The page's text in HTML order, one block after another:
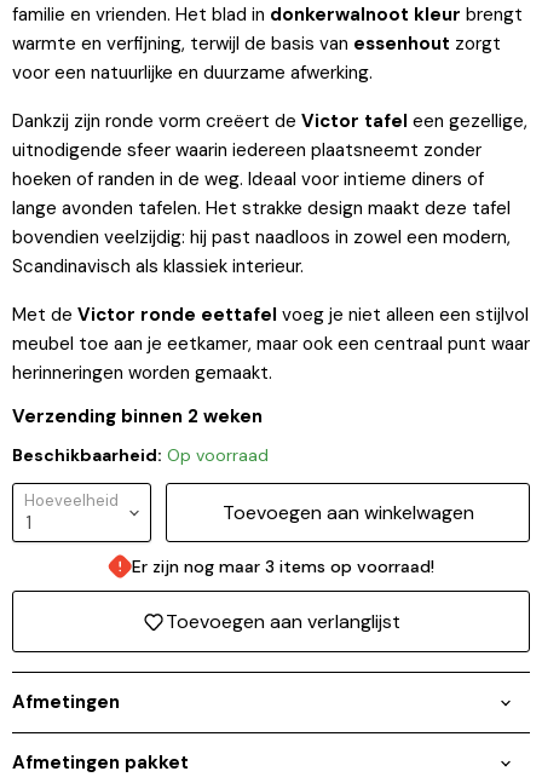
familie en vrienden. Het blad in donkerwalnoot kleur brengt
warmte en verfijning, terwijl de basis van essenhout zorgt
voor een natuurlijke en duurzame afwerking.
Dankzij zijn ronde vorm creëert de Victor tafel een gezellige,
uitnodigende sfeer waarin iedereen plaatsneemt zonder
hoeken of randen in de weg. Ideaal voor intieme diners of
lange avonden tafelen. Het strakke design maakt deze tafel
bovendien veelzijdig: hij past naadloos in zowel een modern,
Scandinavisch als klassiek interieur.
Met de Victor ronde eettafel voeg je niet alleen een stijlvol
meubel toe aan je eetkamer, maar ook een centraal punt waar
herinneringen worden gemaakt.
Verzending binnen 2 weken
Beschikbaarheid: Op voorraad
Hoeveelheid Toevoegen aan winkelwagen
Er zijn nog maar 3 items op voorraad!
Toevoegen aan verlanglijst
Afmetingen
Afmetingen pakket